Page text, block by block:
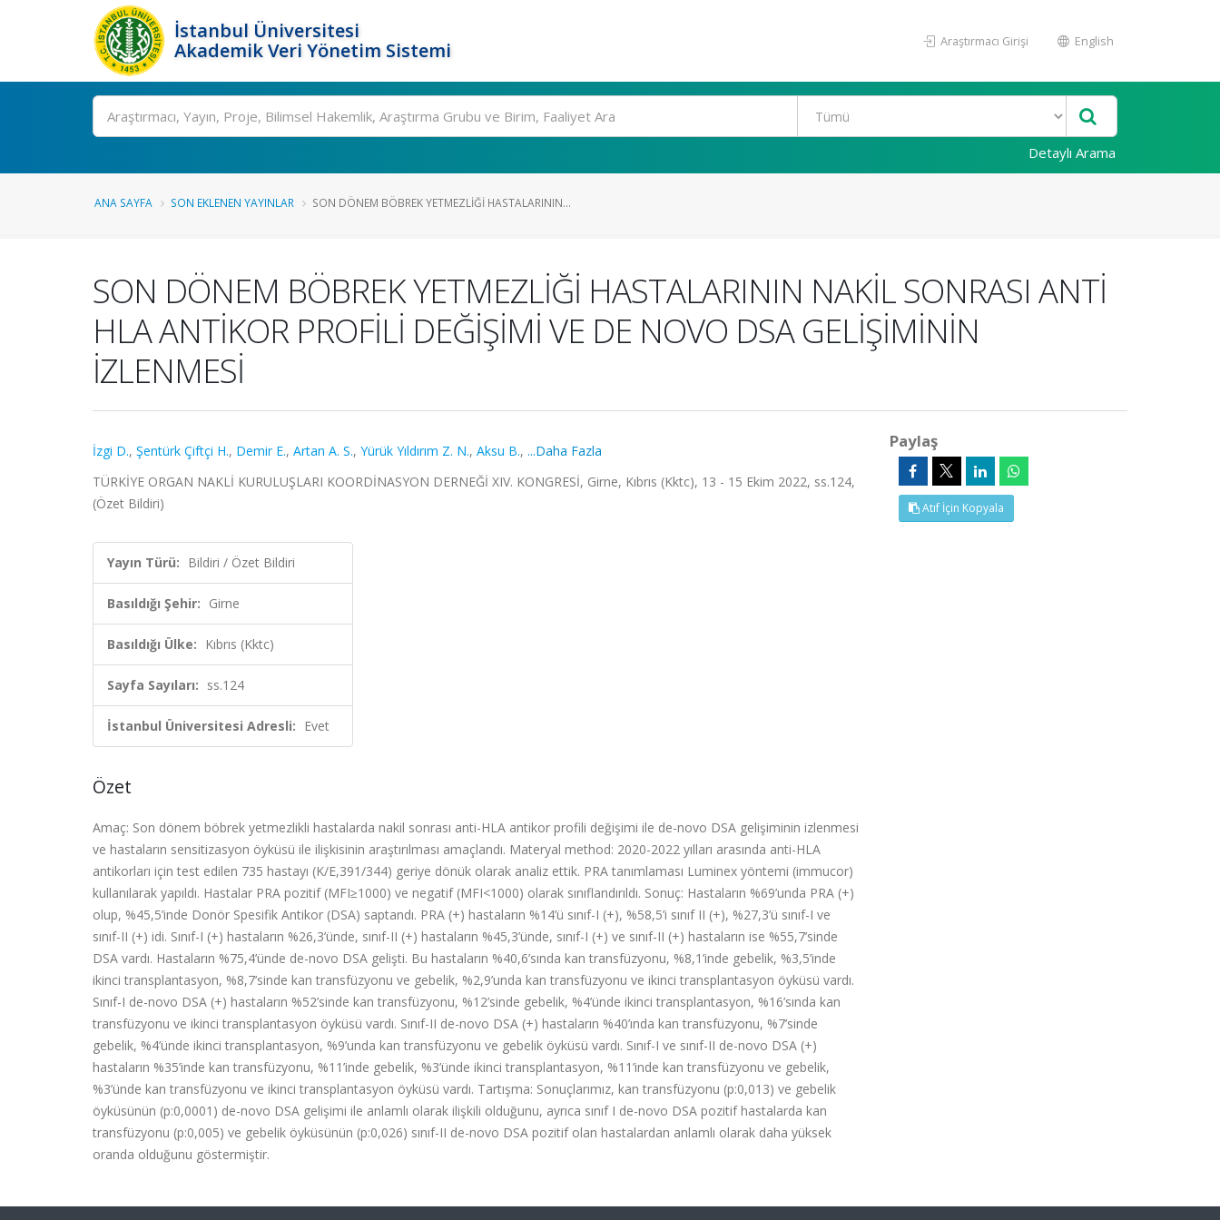
İstanbul Üniversitesi
Akademik Veri Yönetim Sistemi
Araştırmacı Girişi English
Ara
Detaylı Arama
ANA SAYFA SON EKLENEN YAYINLAR SON DÖNEM BÖBREK YETMEZLİĞİ HASTALARININ...
SON DÖNEM BÖBREK YETMEZLİĞİ HASTALARININ NAKİL SONRASI ANTİ
HLA ANTİKOR PROFİLİ DEĞİŞİMİ VE DE NOVO DSA GELİŞİMİNİN
İZLENMESİ
İzgi D., Şentürk Çiftçi H., Demir E., Artan A. S., Yürük Yıldırım Z. N., Aksu B., ...Daha Fazla
TÜRKİYE ORGAN NAKLİ KURULUŞLARI KOORDİNASYON DERNEĞİ XIV. KONGRESİ, Girne, Kıbrıs (Kktc), 13 - 15 Ekim 2022, ss.124,
(Özet Bildiri)
Yayın Türü: Bildiri / Özet Bildiri
Basıldığı Şehir: Girne
Basıldığı Ülke: Kıbrıs (Kktc)
Sayfa Sayıları: ss.124
İstanbul Üniversitesi Adresli: Evet
Özet
Amaç: Son dönem böbrek yetmezlikli hastalarda nakil sonrası anti-HLA antikor profili değişimi ile de-novo DSA gelişiminin izlenmesi
ve hastaların sensitizasyon öyküsü ile ilişkisinin araştırılması amaçlandı. Materyal method: 2020-2022 yılları arasında anti-HLA
antikorları için test edilen 735 hastayı (K/E,391/344) geriye dönük olarak analiz ettik. PRA tanımlaması Luminex yöntemi (immucor)
kullanılarak yapıldı. Hastalar PRA pozitif (MFI≥1000) ve negatif (MFI<1000) olarak sınıflandırıldı. Sonuç: Hastaların %69’unda PRA (+)
olup, %45,5’inde Donör Spesifik Antikor (DSA) saptandı. PRA (+) hastaların %14’ü sınıf-I (+), %58,5’i sınıf II (+), %27,3’ü sınıf-I ve
sınıf-II (+) idi. Sınıf-I (+) hastaların %26,3’ünde, sınıf-II (+) hastaların %45,3’ünde, sınıf-I (+) ve sınıf-II (+) hastaların ise %55,7’sinde
DSA vardı. Hastaların %75,4’ünde de-novo DSA gelişti. Bu hastaların %40,6’sında kan transfüzyonu, %8,1’inde gebelik, %3,5’inde
ikinci transplantasyon, %8,7’sinde kan transfüzyonu ve gebelik, %2,9’unda kan transfüzyonu ve ikinci transplantasyon öyküsü vardı.
Sınıf-I de-novo DSA (+) hastaların %52’sinde kan transfüzyonu, %12’sinde gebelik, %4’ünde ikinci transplantasyon, %16’sında kan
transfüzyonu ve ikinci transplantasyon öyküsü vardı. Sınıf-II de-novo DSA (+) hastaların %40’ında kan transfüzyonu, %7’sinde
gebelik, %4’ünde ikinci transplantasyon, %9’unda kan transfüzyonu ve gebelik öyküsü vardı. Sınıf-I ve sınıf-II de-novo DSA (+)
hastaların %35’inde kan transfüzyonu, %11’inde gebelik, %3’ünde ikinci transplantasyon, %11’inde kan transfüzyonu ve gebelik,
%3’ünde kan transfüzyonu ve ikinci transplantasyon öyküsü vardı. Tartışma: Sonuçlarımız, kan transfüzyonu (p:0,013) ve gebelik
öyküsünün (p:0,0001) de-novo DSA gelişimi ile anlamlı olarak ilişkili olduğunu, ayrıca sınıf I de-novo DSA pozitif hastalarda kan
transfüzyonu (p:0,005) ve gebelik öyküsünün (p:0,026) sınıf-II de-novo DSA pozitif olan hastalardan anlamlı olarak daha yüksek
oranda olduğunu göstermiştir.
Paylaş
Atıf İçin Kopyala